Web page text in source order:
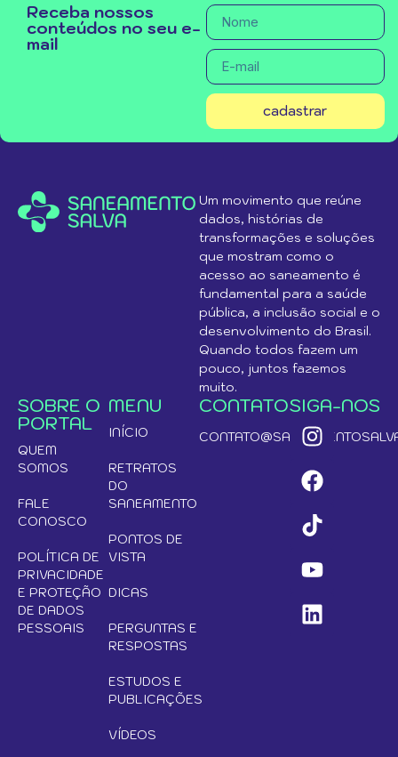
Receba nossos
conteúdos no seu e-
mail
cadastrar
Um movimento que reúne
dados, histórias de
transformações e soluções
que mostram como o
acesso ao saneamento é
fundamental para a saúde
pública, a inclusão social e o
desenvolvimento do Brasil.
Quando todos fazem um
pouco, juntos fazemos
muito.
SOBRE O
PORTAL
QUEM
SOMOS
FALE
CONOSCO
POLÍTICA DE
PRIVACIDADE
E PROTEÇÃO
DE DADOS
PESSOAIS
MENU
INÍCIO
RETRATOS
DO
SANEAMENTO
PONTOS DE
VISTA
DICAS
PERGUNTAS E
RESPOSTAS
ESTUDOS E
PUBLICAÇÕES
VÍDEOS
CONTATOSIGA-NOS